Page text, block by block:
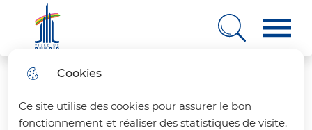
Cookies
Ce site utilise des cookies pour assurer le bon
fonctionnement et réaliser des statistiques de visite.
menu
recherche
principal
du site